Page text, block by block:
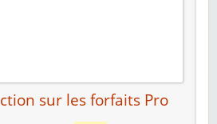
sur les forfaits Pro